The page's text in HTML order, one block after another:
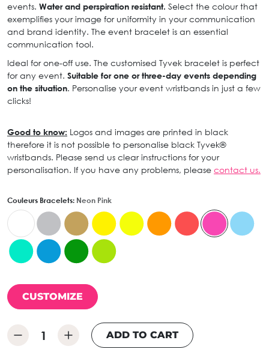
events. Water and perspiration resistant. Select the colour that
exemplifies your image for uniformity in your communication
and brand identity. The event bracelet is an essential
communication tool.
Ideal for one-off use. The customised Tyvek bracelet is perfect
for any event. Suitable for one or three-day events depending
on the situation. Personalise your event wristbands in just a few
clicks!
Good to know: Logos and images are printed in black
therefore it is not possible to personalise black Tyvek®
wristbands. Please send us clear instructions for your
personalisation. If you have any problems, please contact us.
Couleurs Bracelets: Neon Pink
CUSTOMIZE
ADD TO CART